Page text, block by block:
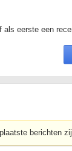
als eerste een
berichten